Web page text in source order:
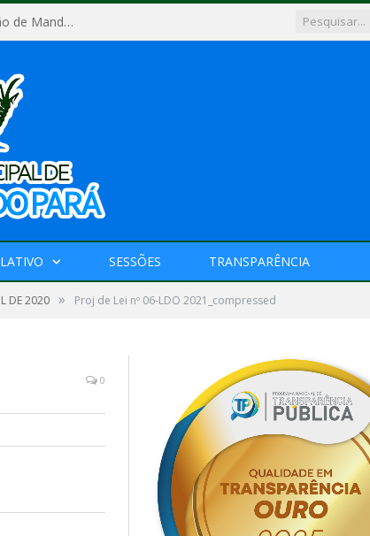
Relatório Final da Comisssão Administrativa de Transição de Mandato do Poder Legislativo do Município de Concórdia do Pará
SESSÕES TRANSPARÊNCIA
DE 2020 » Proj de Lei nº 06-LDO 2021_compressed
0